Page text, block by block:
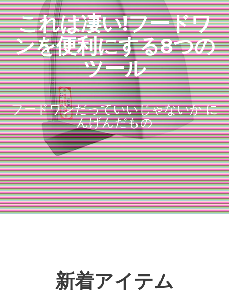
これは凄い!フードワ
ンを便利にする8つの
ツール
フードワンだっていいじゃないか に
んげんだもの
新着アイテム